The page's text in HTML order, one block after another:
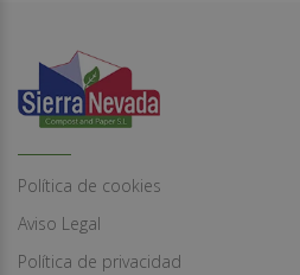
Política de cookies
Aviso Legal
Política de privacidad